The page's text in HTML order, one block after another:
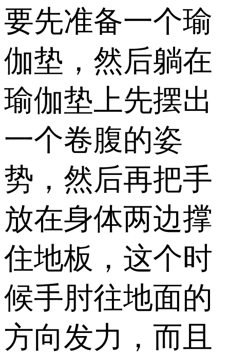
要先准备一个瑜
伽垫，然后躺在
瑜伽垫上先摆出
一个卷腹的姿
势，然后再把手
放在身体两边撑
住地板，这个时
候手肘往地面的
方向发力，而且